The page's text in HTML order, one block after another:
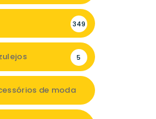
349
5
de moda